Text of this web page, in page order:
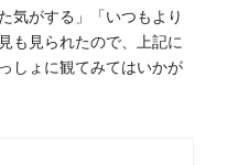
気がする」「いつもより
も見られたので、上記に
しょに観てみてはいかが